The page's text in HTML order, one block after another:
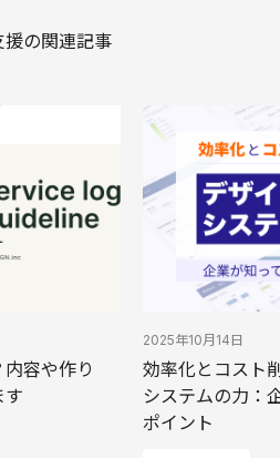
など、デザインシステ
見据えた設計としても重
す。
の関連記事
容や作り
す
2025年10月14日
効率化とコスト
システムの力：
ポイント